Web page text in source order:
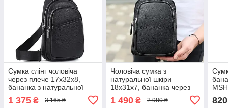
Сумка слінг чоловіча
через плече 17х32х8,
бананка з натуральної
шкіри TIDING BAG A25F-
515-1A чорна
1 375 ₴ 3 165 ₴
Чоловіча сумка з
натуральної шкіри
18х31х7, бананка через
чорна
1 490₴ 2 980 ₴ 820